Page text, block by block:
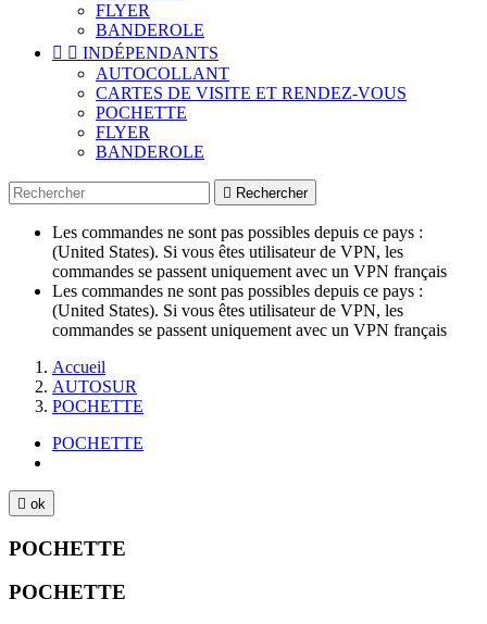
FLYER
BANDEROLE
  INDÉPENDANTS
AUTOCOLLANT
CARTES DE VISITE ET RENDEZ-VOUS
POCHETTE
FLYER
BANDEROLE
 Rechercher
Les commandes ne sont pas possibles depuis ce pays :
(United States). Si vous êtes utilisateur de VPN, les
commandes se passent uniquement avec un VPN français
Les commandes ne sont pas possibles depuis ce pays :
(United States). Si vous êtes utilisateur de VPN, les
commandes se passent uniquement avec un VPN français
Accueil
AUTOSUR
POCHETTE
POCHETTE
 ok
POCHETTE
POCHETTE